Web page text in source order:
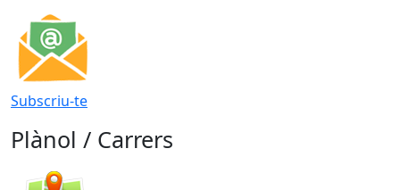
Subscriu-te
Plànol / Carrers